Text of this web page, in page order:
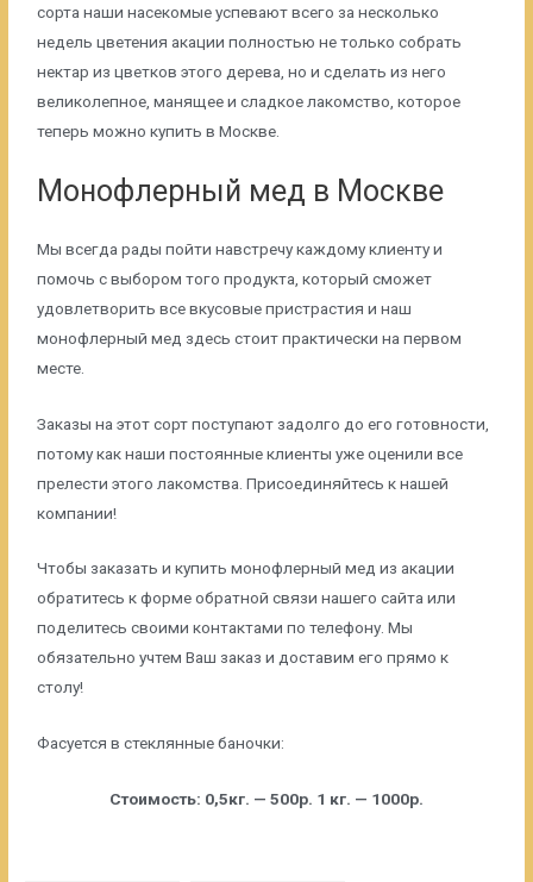
сорта наши насекомые успевают всего за несколько
недель цветения акации полностью не только собрать
нектар из цветков этого дерева, но и сделать из него
великолепное, манящее и сладкое лакомство, которое
теперь можно купить в Москве.
Монофлерный мед в Москве
Мы всегда рады пойти навстречу каждому клиенту и
помочь с выбором того продукта, который сможет
удовлетворить все вкусовые пристрастия и наш
монофлерный мед здесь стоит практически на первом
месте.
Заказы на этот сорт поступают задолго до его готовности,
потому как наши постоянные клиенты уже оценили все
прелести этого лакомства. Присоединяйтесь к нашей
компании!
Чтобы заказать и купить монофлерный мед из акации
обратитесь к форме обратной связи нашего сайта или
поделитесь своими контактами по телефону. Мы
обязательно учтем Ваш заказ и доставим его прямо к
столу!
Фасуется в стеклянные баночки:
Стоимость: 0,5кг. — 500р. 1 кг. — 1000р.